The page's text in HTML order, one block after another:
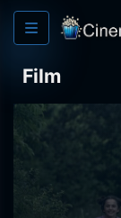
Film